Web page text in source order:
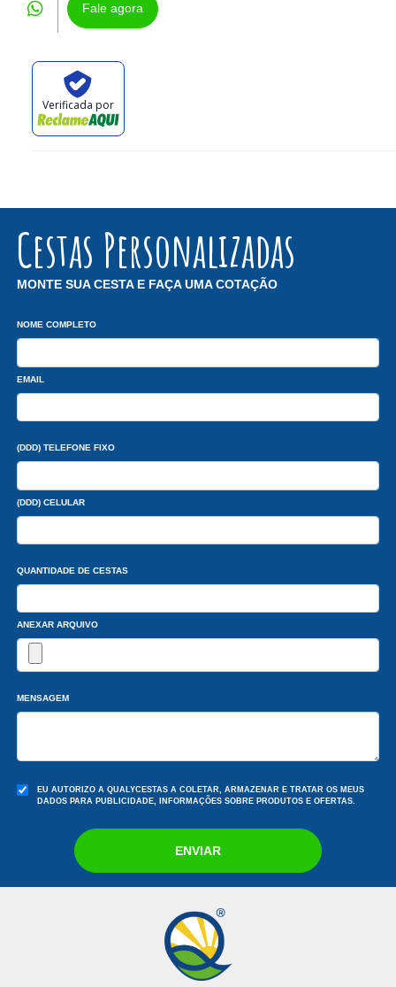
Fale agora
Verificada por
Cestas Personalizadas
MONTE SUA CESTA E FAÇA UMA COTAÇÃO
NOME COMPLETO
EMAIL
(DDD) TELEFONE FIXO
(DDD) CELULAR
QUANTIDADE DE CESTAS
ANEXAR ARQUIVO
MENSAGEM
EU AUTORIZO A QUALYCESTAS A COLETAR, ARMAZENAR E TRATAR OS MEUS
DADOS PARA PUBLICIDADE, INFORMAÇÕES SOBRE PRODUTOS E OFERTAS.
ENVIAR